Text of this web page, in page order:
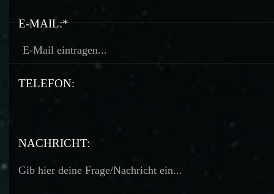
E-MAIL:*
TELEFON:
TELEFON:
NACHRICHT: